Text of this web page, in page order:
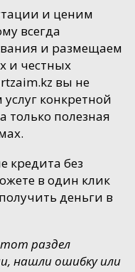
и ценим
всегда
и размещаем
и честных
вы не
конкретной
только полезная
кредита без
в один клик
деньги в
раздел
нашли ошибку или